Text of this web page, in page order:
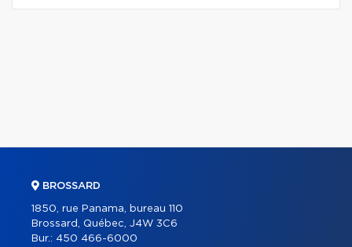
BROSSARD
1850, rue Panama, bureau 110
Brossard, Québec, J4W 3C6
Bur.: 450 466-6000